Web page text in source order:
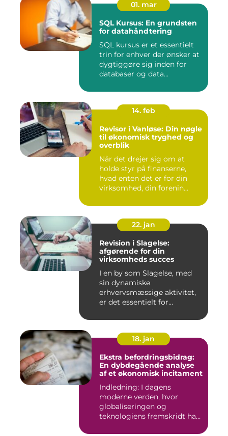
01. mar
SQL Kursus: En grundsten
for datahåndtering
SQL kursus er et essentielt
trin for enhver der ønsker at
dygtiggøre sig inden for
databaser og data...
14. feb
Revisor i Vanløse: Din nøgle
til økonomisk tryghed og
overblik
Når det drejer sig om at
holde styr på finanserne,
hvad enten det er for din
virksomhed, din forenin...
22. jan
Revision i Slagelse:
afgørende for din
virksomheds succes
I en by som Slagelse, med
sin dynamiske
erhvervsmæssige aktivitet,
er det essentielt for
18. jan
Ekstra befordringsbidrag:
En dybdegående analyse
af et økonomisk incitament
Indledning: I dagens
moderne verden, hvor
globaliseringen og
teknologiens fremskridt har